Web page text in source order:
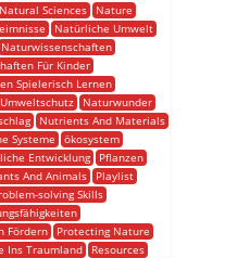
Natural Sciences
Nature
Natürliche Umwelt
Naturwissenschaften
Für Kinder
Spielerisch Lernen
Naturwunder
Nutrients And Materials
Systeme
ökosystem
Entwicklung
Pflanzen
And Animals
Playlist
solving Skills
Fördern
Protecting Nature
Ins Traumland
Resources